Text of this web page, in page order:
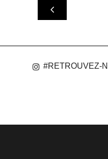
#RETROUVEZ-